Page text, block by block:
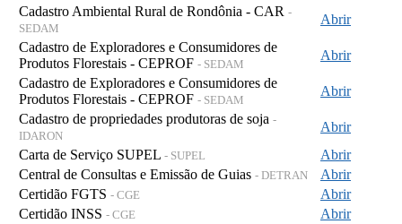
Cadastro Ambiental Rural de Rondônia - CAR -
SEDAM
Abrir
Cadastro de Exploradores e Consumidores de
Produtos Florestais - CEPROF - SEDAM
Abrir
Cadastro de Exploradores e Consumidores de
Produtos Florestais - CEPROF - SEDAM
Abrir
Cadastro de propriedades produtoras de soja -
IDARON
Abrir
Carta de Serviço SUPEL - SUPEL
Abrir
Central de Consultas e Emissão de Guias - DETRAN
Abrir
Certidão FGTS - CGE
Abrir
Certidão INSS - CGE
Abrir